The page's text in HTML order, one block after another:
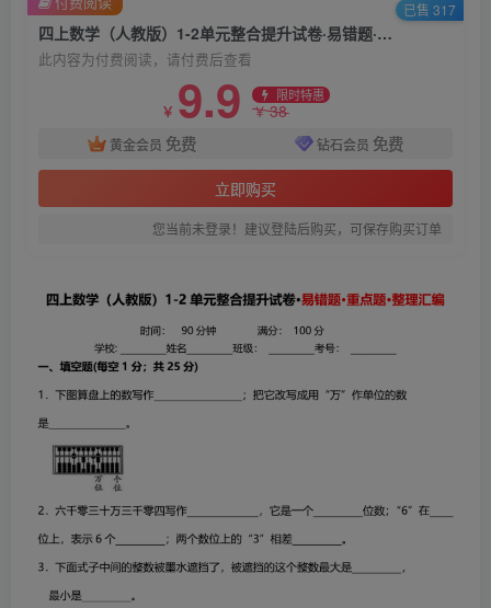
四上数学（人教版）1-2单元整合提升试卷·易错题·重点题·整理汇编
此内容为付费阅读，请付费后查看
￥ 9.9 限时特惠
￥38
黄金会员 免费 钻石会员 免费
立即购买
您当前未登录！建议登陆后购买，可保存购买订单
已售 317